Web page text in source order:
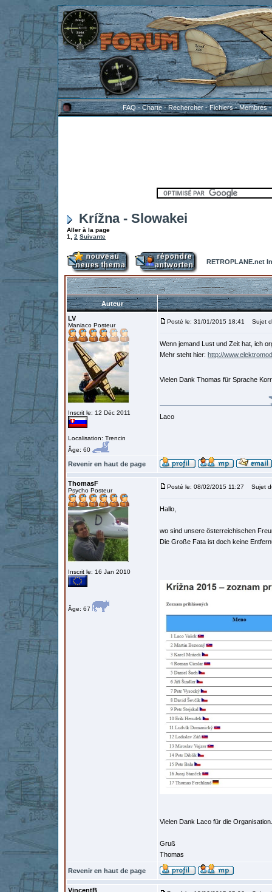
FAQ-Charte-Rechercher-Fichiers-Membres
Krížna - Slowakei
Aller à la page
1
2 Suivante
RETROPLANE.net
Auteur
LV
Maniaco Posteur
Inscrit le: 12 Déc 2011
Localisation: Trencin
Âge: 60
Posté le: 31/01/2015 18:41 Sujet
Wenn jemand Lust und Zeit hat, ich
Mehr steht hier: http://
Vielen Dank Thomas für Sprache
Laco
Revenir en haut de page
ThomasF
Psycho Posteur
Inscrit le: 16 Jan 2010
Âge: 67
Posté le: 08/02/2015 11:27 Sujet
Hallo,
wo sind unsere österreichischen
Die Große Fata ist doch keine
Vielen Dank Laco für die Organisation.
Gruß
Thomas
Revenir en haut de page
VincentB